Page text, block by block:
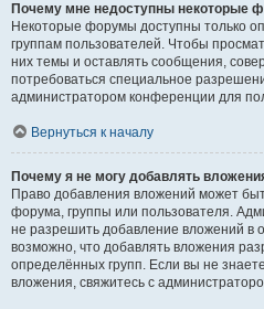
Почему мне недоступны некоторые
Некоторые форумы доступны только
группам пользователей. Чтобы
них темы и оставлять сообщения,
потребоваться специальное
администратором конференции для
Вернуться к началу
Почему я не могу добавлять
Право добавления вложений может
форума, группы или пользователя.
не разрешить добавление вложений в
возможно, что добавлять вложения
определённых групп. Если вы не
вложения, свяжитесь с